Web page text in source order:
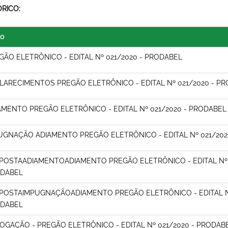
ELETRÔNICO - EDITAL Nº 021/2020 - PRODABEL
PREGÃO ELETRÔNICO - EDITAL Nº 021/2020 -
PREGÃO ELETRÔNICO - EDITAL Nº 021/2020 - PRODABEL
ADIAMENTO PREGÃO ELETRÔNICO - EDITAL Nº 021/
PREGÃO ELETRÔNICO - EDITAL
PREGÃO ELETRÔNICO - EDITAL
- PREGÃO ELETRÔNICO - EDITAL Nº 021/2020 -